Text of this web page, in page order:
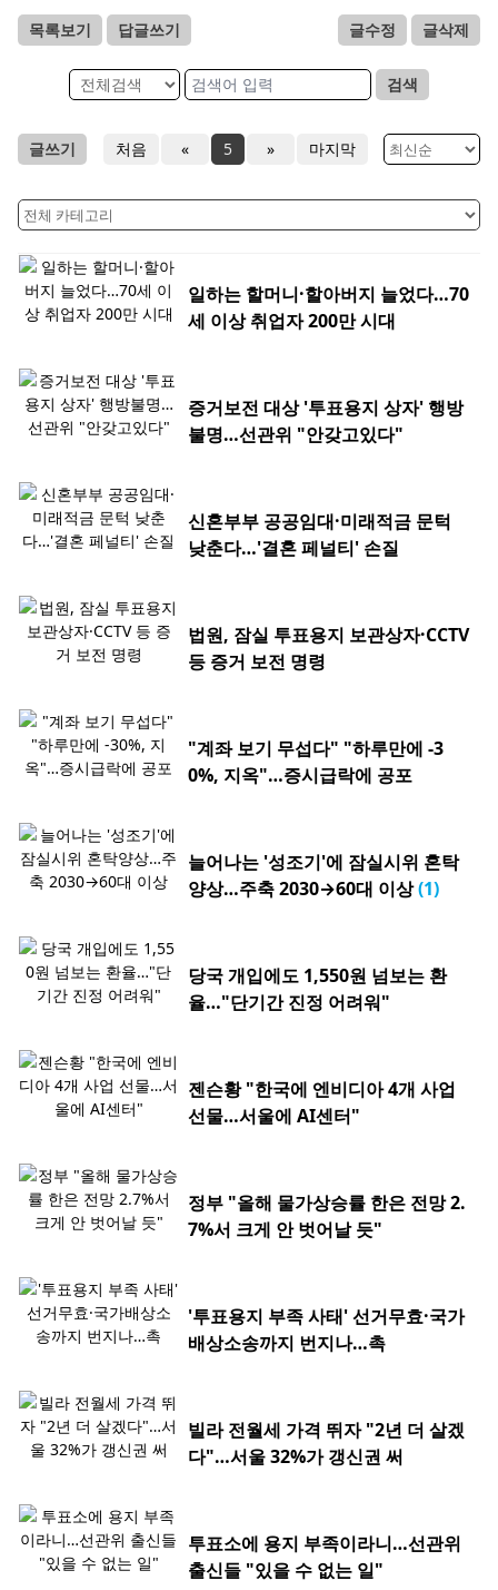
목록보기 답글쓰기 글수정 글삭제
검색
글쓰기 처음 « 5 » 마지막
일하는 할머니·할아버지 늘었다…70
세 이상 취업자 200만 시대
증거보전 대상 '투표용지 상자' 행방
불명…선관위 "안갖고있다"
신혼부부 공공임대·미래적금 문턱
낮춘다…'결혼 페널티' 손질
법원, 잠실 투표용지 보관상자·CCTV
등 증거 보전 명령
"계좌 보기 무섭다" "하루만에 -3
0%, 지옥"…증시급락에 공포
늘어나는 '성조기'에 잠실시위 혼탁
양상…주축 2030→60대 이상(1)
당국 개입에도 1,550원 넘보는 환
율…"단기간 진정 어려워"
젠슨황 "한국에 엔비디아 4개 사업
선물…서울에 AI센터"
정부 "올해 물가상승률 한은 전망 2.
7%서 크게 안 벗어날 듯"
'투표용지 부족 사태' 선거무효·국가
배상소송까지 번지나…촉
빌라 전월세 가격 뛰자 "2년 더 살겠
다"…서울 32%가 갱신권 써
투표소에 용지 부족이라니…선관위
출신들 "있을 수 없는 일"